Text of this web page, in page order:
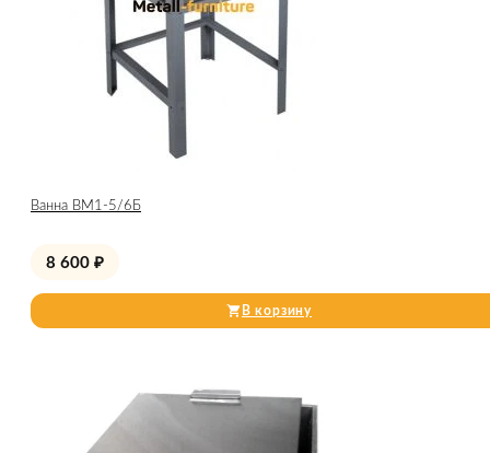
Ванна ВМ1-5/6Б
8 600 ₽
В корзину